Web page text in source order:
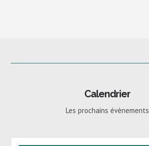
Calendrier
Les prochains évènements